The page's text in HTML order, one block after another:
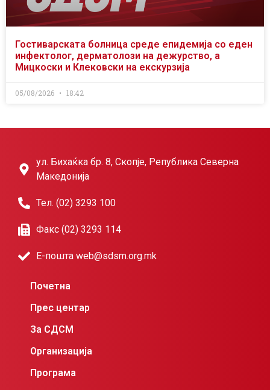
Гостиварската болница среде епидемија со еден
инфектолог, дерматолози на дежурство, а
Мицкоски и Клековски на екскурзија
05/08/2026 18:42
ул. Бихаќка бр. 8, Скопје, Република Северна
Македонија
Тел. (02) 3293 100
Факс (02) 3293 114
Е-пошта web@sdsm.org.mk
Почетна
Прес центар
За СДСМ
Организација
Програма